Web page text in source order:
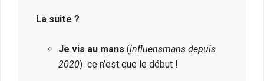
La suite ?
Je vis au mans (influensmans depuis
2020) ce n’est que le début !